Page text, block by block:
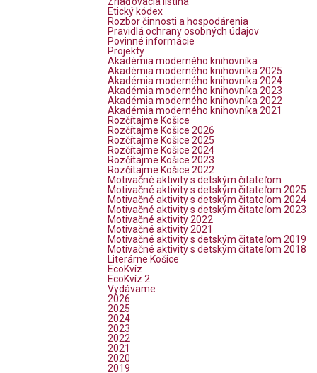
Etický kódex
Rozbor činnosti a hospodárenia
Pravidlá ochrany osobných údajov
Povinné informácie
Projekty
Akadémia moderného knihovníka
Akadémia moderného knihovníka 2025
Akadémia moderného knihovníka 2024
Akadémia moderného knihovníka 2023
Akadémia moderného knihovníka 2022
Akadémia moderného knihovníka 2021
Rozčítajme Košice
Rozčítajme Košice 2026
Rozčítajme Košice 2025
Rozčítajme Košice 2024
Rozčítajme Košice 2023
Rozčítajme Košice 2022
Motivačné aktivity s detským čitateľom
Motivačné aktivity s detským čitateľom 2025
Motivačné aktivity s detským čitateľom 2024
Motivačné aktivity s detským čitateľom 2023
Motivačné aktivity 2022
Motivačné aktivity 2021
Motivačné aktivity s detským čitateľom 2019
Motivačné aktivity s detským čitateľom 2018
Literárne Košice
EcoKvíz
EcoKvíz 2
Vydávame
2026
2025
2024
2023
2022
2021
2020
2019